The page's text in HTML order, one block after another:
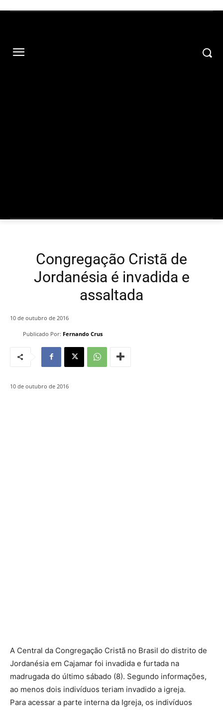
Congregação Cristã de
Jordanésia é invadida e
assaltada
Publicado Por: Fernando Crus
10 de outubro de 2016
10 de outubro de 2016
A Central da Congregação Cristã no Brasil do distrito de
Jordanésia em Cajamar foi invadida e furtada na
madrugada do último sábado (8). Segundo informações,
ao menos dois indivíduos teriam invadido a igreja.
Para acessar a parte interna da Igreja, os indivíduos